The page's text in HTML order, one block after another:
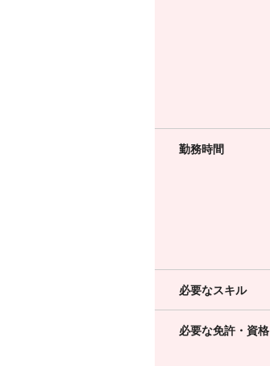
勤務時間
必要なスキル
必要な免許・資格